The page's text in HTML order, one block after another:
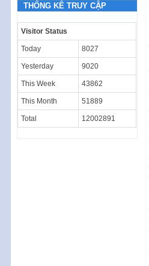
THỐNG KÊ TRUY CẬP
Visitor Status
Today 8027
Yesterday 9020
This Week 43862
This Month 51889
Total 12002891